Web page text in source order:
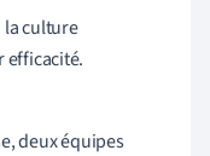
la culture
efficacité.
deux équipes